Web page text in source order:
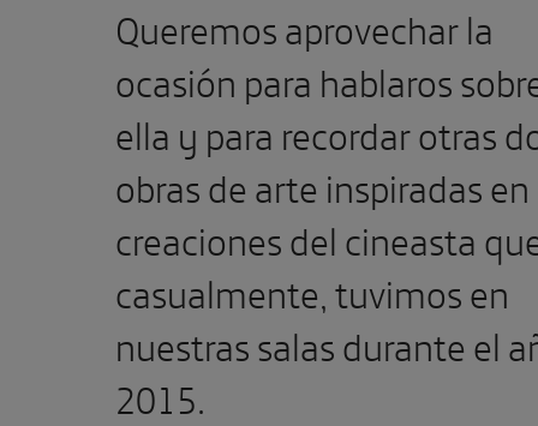
Queremos aprovechar la
ocasión para hablaros
ella y para recordar otras
obras de arte inspiradas
creaciones del cineasta
casualmente, tuvimos en
nuestras salas durante el
2015.